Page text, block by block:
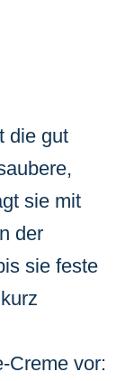
die gut
sie mit
der
sie feste
Creme vor: